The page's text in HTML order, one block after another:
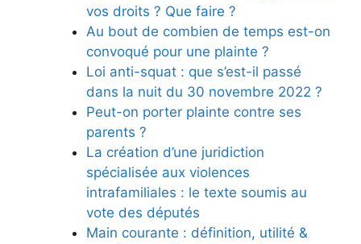
vos droits ? Que faire ?
Au bout de combien de temps est-on
convoqué pour une plainte ?
Loi anti-squat : que s’est-il passé
dans la nuit du 30 novembre 2022 ?
Peut-on porter plainte contre ses
parents ?
La création d’une juridiction
spécialisée aux violences
intrafamiliales : le texte soumis au
vote des députés
Main courante : définition, utilité &